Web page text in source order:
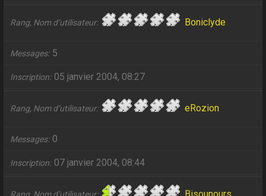
Rang, Nom d’utilisateur Boniclyde
Messages 5
Inscription 05 janvier 2004, 08:27
Rang, Nom d’utilisateur eRozion
Messages 0
Inscription 07 janvier 2004, 08:44